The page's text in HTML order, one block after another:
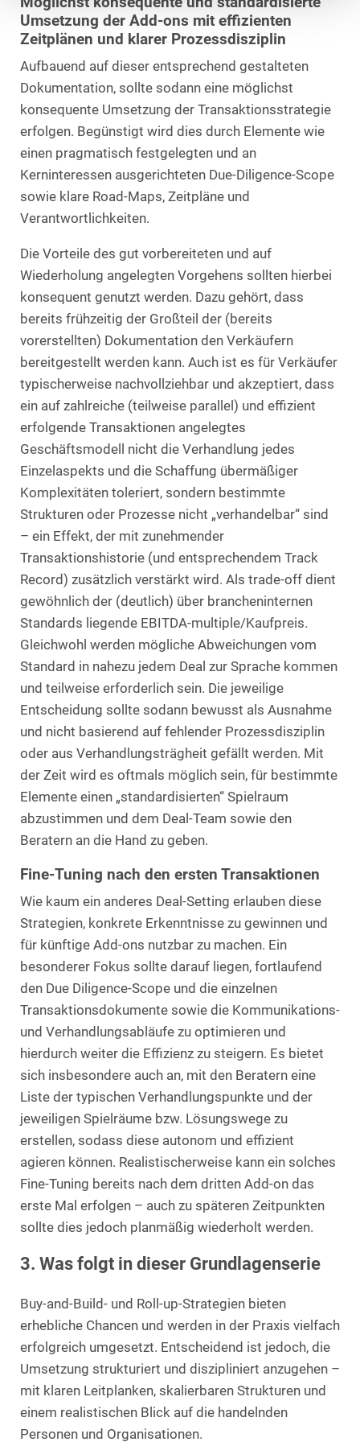
Umsetzung der Add-ons mit effizienten
Zeitplänen und klarer Prozessdisziplin
Aufbauend auf dieser entsprechend gestalteten
Dokumentation, sollte sodann eine möglichst
konsequente Umsetzung der Transaktionsstrategie
erfolgen. Begünstigt wird dies durch Elemente wie
einen pragmatisch festgelegten und an
Kerninteressen ausgerichteten Due-Diligence-Scope
sowie klare Road-Maps, Zeitpläne und
Verantwortlichkeiten.
Die Vorteile des gut vorbereiteten und auf
Wiederholung angelegten Vorgehens sollten hierbei
konsequent genutzt werden. Dazu gehört, dass
bereits frühzeitig der Großteil der (bereits
vorerstellten) Dokumentation den Verkäufern
bereitgestellt werden kann. Auch ist es für Verkäufer
typischerweise nachvollziehbar und akzeptiert, dass
ein auf zahlreiche (teilweise parallel) und effizient
erfolgende Transaktionen angelegtes
Geschäftsmodell nicht die Verhandlung jedes
Einzelaspekts und die Schaffung übermäßiger
Komplexitäten toleriert, sondern bestimmte
Strukturen oder Prozesse nicht „verhandelbar“ sind
– ein Effekt, der mit zunehmender
Transaktionshistorie (und entsprechendem Track
Record) zusätzlich verstärkt wird. Als trade-off dient
gewöhnlich der (deutlich) über brancheninternen
Standards liegende EBITDA-multiple/Kaufpreis.
Gleichwohl werden mögliche Abweichungen vom
Standard in nahezu jedem Deal zur Sprache kommen
und teilweise erforderlich sein. Die jeweilige
Entscheidung sollte sodann bewusst als Ausnahme
und nicht basierend auf fehlender Prozessdisziplin
oder aus Verhandlungsträgheit gefällt werden. Mit
der Zeit wird es oftmals möglich sein, für bestimmte
Elemente einen „standardisierten“ Spielraum
abzustimmen und dem Deal-Team sowie den
Beratern an die Hand zu geben.
Fine-Tuning nach den ersten Transaktionen
Wie kaum ein anderes Deal-Setting erlauben diese
Strategien, konkrete Erkenntnisse zu gewinnen und
für künftige Add-ons nutzbar zu machen. Ein
besonderer Fokus sollte darauf liegen, fortlaufend
den Due Diligence-Scope und die einzelnen
Transaktionsdokumente sowie die Kommunikations-
und Verhandlungsabläufe zu optimieren und
hierdurch weiter die Effizienz zu steigern. Es bietet
sich insbesondere auch an, mit den Beratern eine
Liste der typischen Verhandlungspunkte und der
jeweiligen Spielräume bzw. Lösungswege zu
erstellen, sodass diese autonom und effizient
agieren können. Realistischerweise kann ein solches
Fine-Tuning bereits nach dem dritten Add-on das
erste Mal erfolgen – auch zu späteren Zeitpunkten
sollte dies jedoch planmäßig wiederholt werden.
3. Was folgt in dieser Grundlagenserie
Buy-and-Build- und Roll-up-Strategien bieten
erhebliche Chancen und werden in der Praxis vielfach
erfolgreich umgesetzt. Entscheidend ist jedoch, die
Umsetzung strukturiert und diszipliniert anzugehen –
mit klaren Leitplanken, skalierbaren Strukturen und
einem realistischen Blick auf die handelnden
Personen und Organisationen.